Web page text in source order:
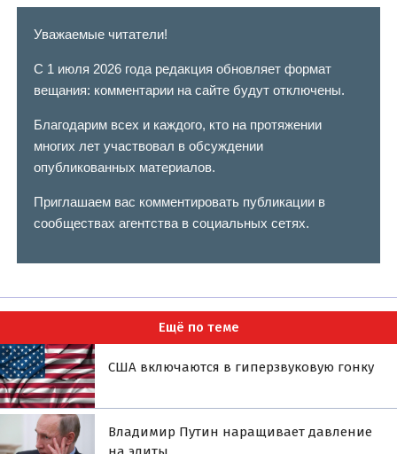
Уважаемые читатели!
С 1 июля 2026 года редакция обновляет формат
вещания: комментарии на сайте будут отключены.
Благодарим всех и каждого, кто на протяжении
многих лет участвовал в обсуждении
опубликованных материалов.
Приглашаем вас комментировать публикации в
сообществах агентства в социальных сетях.
Ещё по теме
США включаются в гиперзвуковую гонку
Владимир Путин наращивает давление